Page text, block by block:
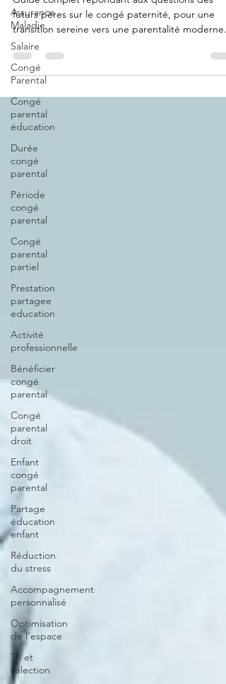
Assurance
Maladie
Salaire
Congé
Parental
Congé
parental
éducation
Durée
congé
parental
Période
congé
parental
Congé
parental
partiel
Prestation
partagee
education
Activité
professionnelle
Bénéficier
congé
parental
Congé
parental
droit
Enfant
congé
parental
Partage
éducation
enfant
Réduction
du stress
Accompagnement
personnalisé
Optimisation
de l'espace
Tri et
sélection
Guide complet répondant aux questions des
futurs pères sur le congé paternité, pour une
transition sereine vers une parentalité moderne.